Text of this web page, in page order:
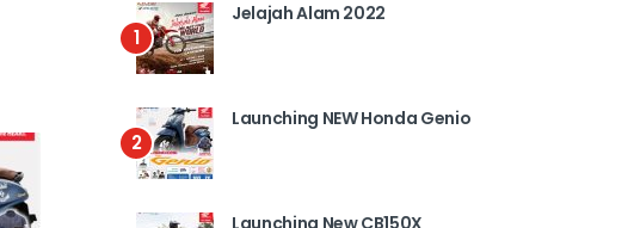
1
Jelajah Alam 2022
2
Launching NEW Honda Genio
Launching New CB150X